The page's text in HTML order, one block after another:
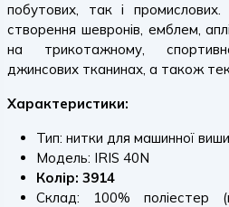
побутових, так і
створення шевронів, емблем,
на трикотажному,
джинсових тканинах, а також
Характеристики:
Тип: нитки для машинної
Модель: IRIS 40N
Колір: 3914
Склад: 100% поліестер